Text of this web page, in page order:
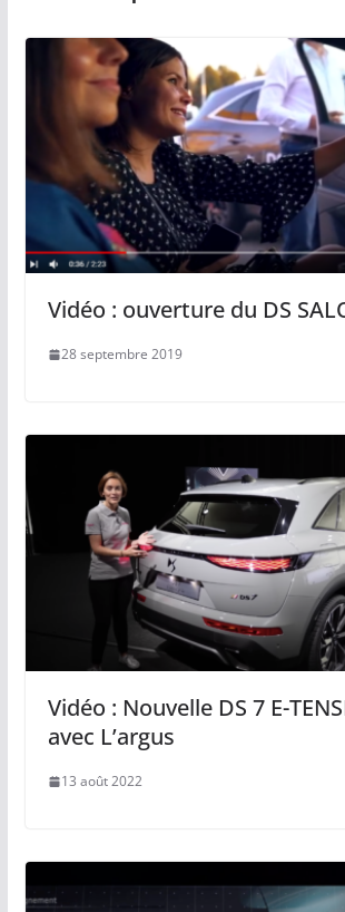
Vidéo : ouverture du DS
28 septembre 2019
Vidéo : Nouvelle DS 7 E-
avec L’argus
13 août 2022